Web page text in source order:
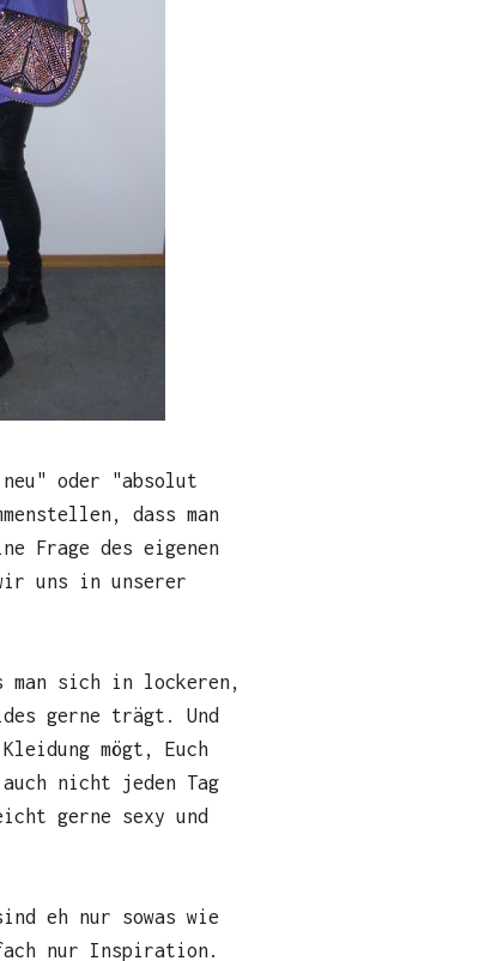
oder "absolut
dass man
des eigenen
uns in unserer
sich in lockeren,
gerne trägt. Und
mögt, Euch
nicht jeden Tag
gerne sexy und
eh nur sowas wie
nur Inspiration.